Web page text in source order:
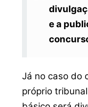
e a
Já no caso do
próprio